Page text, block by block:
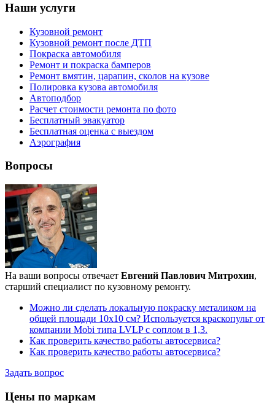
Наши услуги
Кузовной ремонт
Кузовной ремонт после ДТП
Покраска автомобиля
Ремонт и покраска бамперов
Ремонт вмятин, царапин, сколов на кузове
Полировка кузова автомобиля
Автоподбор
Расчет стоимости ремонта по фото
Бесплатный эвакуатор
Бесплатная оценка с выездом
Аэрография
Вопросы
На ваши вопросы отвечает Евгений Павлович Митрохин,
старший специалист по кузовному ремонту.
Можно ли сделать локальную покраску металиком на
общей площади 10х10 см? Используется краскопульт от
компании Mobi типа LVLP с соплом в 1,3.
Как проверить качество работы автосервиса?
Как проверить качество работы автосервиса?
Задать вопрос
Цены по маркам